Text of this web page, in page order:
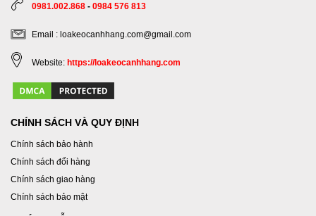
0981.002.868 - 0984 576 813
Email : loakeocanhhang.com@gmail.com
Website: https://loakeocanhhang.com
CHÍNH SÁCH VÀ QUY ĐỊNH
Chính sách bảo hành
Chính sách đổi hàng
Chính sách giao hàng
Chính sách bảo mật